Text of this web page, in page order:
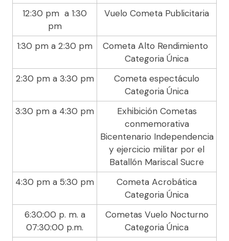
12:30 pm a 1:30
pm
Vuelo Cometa Publicitaria
1:30 pm a 2:30 pm
Cometa Alto Rendimiento
Categoria Única
2:30 pm a 3:30 pm
Cometa espectáculo
Categoria Única
3:30 pm a 4:30 pm
Exhibición Cometas
conmemorativa
Bicentenario Independencia
y ejercicio militar por el
Batallón Mariscal Sucre
4:30 pm a 5:30 pm
Cometa Acrobática
Categoria Única
6:30:00 p. m. a
07:30:00 p.m.
Cometas Vuelo Nocturno
Categoria Única